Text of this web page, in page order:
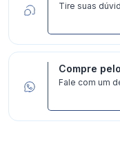
Tire suas
Compre
Fale com um